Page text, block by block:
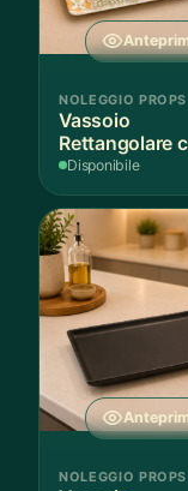
NOLEGGIO PROPS
Vassoio
Rettangolare
Fantasia
Disponibile
NOLEGGIO PROPS